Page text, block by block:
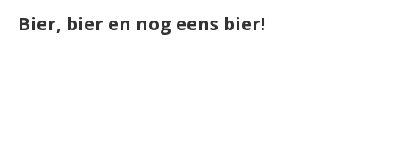
Bier, bier en nog eens bier!